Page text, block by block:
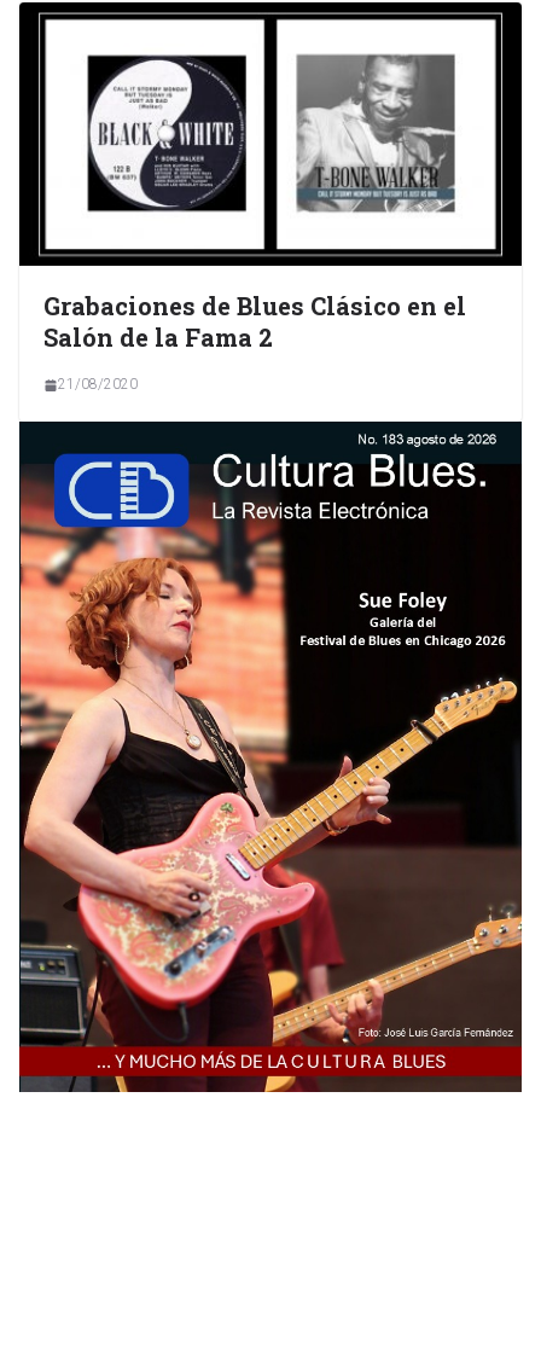
Grabaciones de Blues Clásico en el
Salón de la Fama 2
21/08/2020